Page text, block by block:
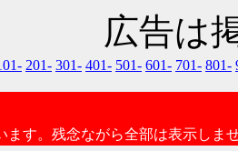
広告は
201- 301- 401- 501- 601- 701- 801-
ます。残念ながら全部は表示しま